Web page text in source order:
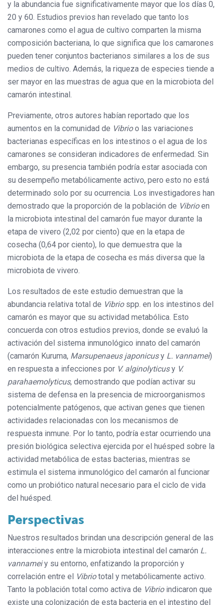
y la abundancia fue significativamente mayor que los días 0,
20 y 60. Estudios previos han revelado que tanto los
camarones como el agua de cultivo comparten la misma
composición bacteriana, lo que significa que los camarones
pueden tener conjuntos bacterianos similares a los de sus
medios de cultivo. Además, la riqueza de especies tiende a
ser mayor en las muestras de agua que en la microbiota del
camarón intestinal.
Previamente, otros autores habían reportado que los
aumentos en la comunidad de Vibrioo las variaciones
bacterianas específicas en los intestinos o el agua de los
camarones se consideran indicadores de enfermedad. Sin
embargo, su presencia también podría estar asociada con
su desempeño metabólicamente activo, pero esto no está
determinado solo por su ocurrencia. Los investigadores han
demostrado que la proporción de la población de Vibrioen
la microbiota intestinal del camarón fue mayor durante la
etapa de vivero (2,02 por ciento) que en la etapa de
cosecha (0,64 por ciento), lo que demuestra que la
microbiota de la etapa de cosecha es más diversa que la
microbiota de vivero.
Los resultados de este estudio demuestran que la
abundancia relativa total de Vibrio spp. en los intestinos del
camarón es mayor que su actividad metabólica. Esto
concuerda con otros estudios previos, donde se evaluó la
activación del sistema inmunológico innato del camarón
(camarón Kuruma, Marsupenaeus japonicusy L. vannamei)
en respuesta a infecciones por V. alginolyticusy V.
parahaemolyticus, demostrando que podían activar su
sistema de defensa en la presencia de microorganismos
potencialmente patógenos, que activan genes que tienen
actividades relacionadas con los mecanismos de
respuesta inmune. Por lo tanto, podría estar ocurriendo una
presión biológica selectiva ejercida por el huésped sobre la
actividad metabólica de estas bacterias, mientras se
estimula el sistema inmunológico del camarón al funcionar
como un probiótico natural necesario para el ciclo de vida
del huésped.
Perspectivas
Nuestros resultados brindan una descripción general de las
interacciones entre la microbiota intestinal del camarón L.
vannameiy su entorno, enfatizando la proporción y
correlación entre el
Vibriototal y metabólicamente activo.
Tanto la población total como activa de Vibrioindicaron que
existe una colonización de esta bacteria en el intestino del